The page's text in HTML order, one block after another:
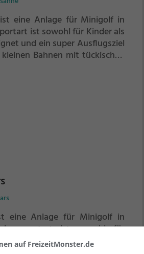
eine Anlage für Minigolf in
ist sowohl für Kinder als
und ein super Ausflugsziel
Bahnen mit tückischen
zu einem
ein - wer schafft es mit den
zu bezwingen?
eine Anlage für Minigolf in
ist sowohl für
geeignet und ein super
auf FreizeitMonster.de